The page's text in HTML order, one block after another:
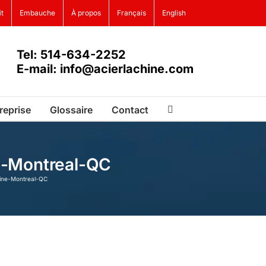
Embauche À propos Français English
Tel: 514-634-2252
E-mail: info@acierlachine.com
Glossaire Contact
Montreal-QC
Montreal-QC